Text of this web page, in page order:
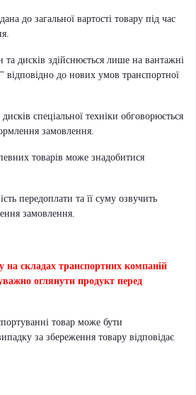
до загальної вартості товару під час
дисків здійснюється лише на вантажні
до нових умов транспортної
спеціальної техніки обговорюється
замовлення.
товарів може знадобитися
передоплати та її суму озвучить
замовлення.
на складах транспортних компаній
оглянути продукт перед
товар може бути
за збереження товару відповідає